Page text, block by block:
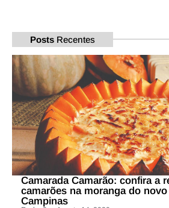
Posts Recentes
Camarada Camarão: confira a
camarões na moranga do
Campinas